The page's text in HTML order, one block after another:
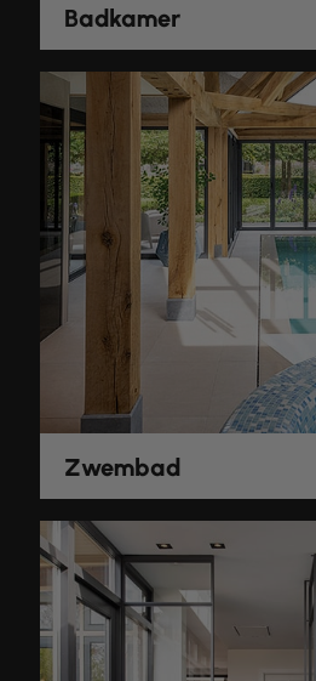
Badkamer
Zwembad